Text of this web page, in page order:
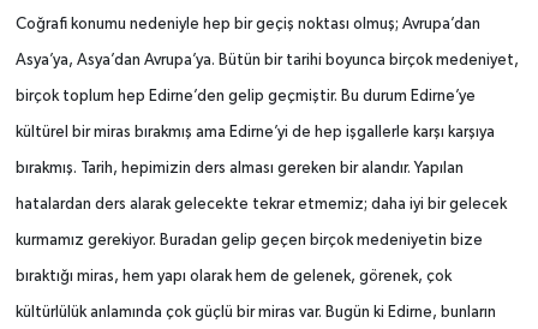
Coğrafi konumu nedeniyle hep bir geçiş noktası olmuş; Avrupa’dan
Asya’ya, Asya’dan Avrupa’ya. Bütün bir tarihi boyunca birçok medeniyet,
birçok toplum hep Edirne’den gelip geçmiştir. Bu durum Edirne’ye
kültürel bir miras bırakmış ama Edirne’yi de hep işgallerle karşı karşıya
bırakmış. Tarih, hepimizin ders alması gereken bir alandır. Yapılan
hatalardan ders alarak gelecekte tekrar etmemiz; daha iyi bir gelecek
kurmamız gerekiyor. Buradan gelip geçen birçok medeniyetin bize
bıraktığı miras, hem yapı olarak hem de gelenek, görenek, çok
kültürlülük anlamında çok güçlü bir miras var. Bugün ki Edirne, bunların